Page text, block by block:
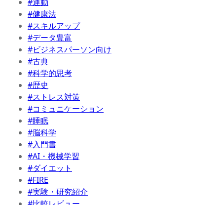
#健康法
#スキルアップ
#データ豊富
#ビジネスパーソン向け
#古典
#科学的思考
#歴史
#ストレス対策
#コミュニケーション
#睡眠
#脳科学
#入門書
#AI・機械学習
#ダイエット
#FIRE
#実験・研究紹介